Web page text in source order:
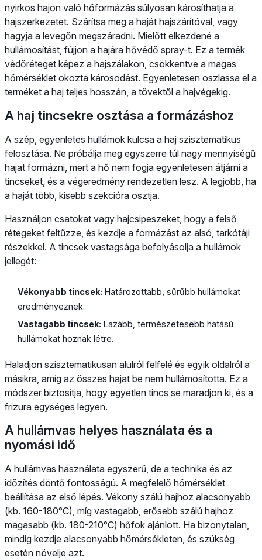
nyirkos hajon való hőformázás súlyosan károsíthatja a
hajszerkezetet. Szárítsa meg a haját hajszárítóval, vagy
hagyja a levegőn megszáradni. Mielőtt elkezdené a
hullámosítást, fújjon a hajára hővédő spray-t. Ez a termék
védőréteget képez a hajszálakon, csökkentve a magas
hőmérséklet okozta károsodást. Egyenletesen oszlassa el a
terméket a haj teljes hosszán, a tövektől a hajvégekig.
A haj tincsekre osztása a formázáshoz
A szép, egyenletes hullámok kulcsa a haj szisztematikus
felosztása. Ne próbálja meg egyszerre túl nagy mennyiségű
hajat formázni, mert a hő nem fogja egyenletesen átjárni a
tincseket, és a végeredmény rendezetlen lesz. A legjobb, ha
a haját több, kisebb szekcióra osztja.
Használjon csatokat vagy hajcsipeszeket, hogy a felső
rétegeket feltűzze, és kezdje a formázást az alsó, tarkótáji
részekkel. A tincsek vastagsága befolyásolja a hullámok
jellegét:
Vékonyabb tincsek: Határozottabb, sűrűbb hullámokat
eredményeznek.
Vastagabb tincsek: Lazább, természetesebb hatású
hullámokat hoznak létre.
Haladjon szisztematikusan alulról felfelé és egyik oldalról a
másikra, amíg az összes hajat be nem hullámosította. Ez a
módszer biztosítja, hogy egyetlen tincs se maradjon ki, és a
frizura egységes legyen.
A hullámvas helyes használata és a
nyomási idő
A hullámvas használata egyszerű, de a technika és az
időzítés döntő fontosságú. A megfelelő hőmérséklet
beállítása az első lépés. Vékony szálú hajhoz alacsonyabb
(kb. 160-180°C), míg vastagabb, erősebb szálú hajhoz
magasabb (kb. 180-210°C) hőfok ajánlott. Ha bizonytalan,
mindig kezdje alacsonyabb hőmérsékleten, és szükség
esetén növelje azt.